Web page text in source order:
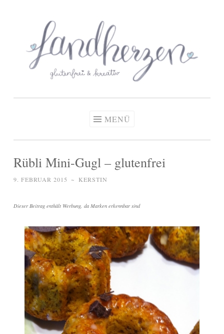
springen
Zöliakie, glutenfreie Ernährung
MENÜ
Rübli Mini-Gugl – glutenfrei
9. FEBRUAR 2015 ~ KERSTIN
Dieser Beitrag enthält Werbung, da Marken erkennbar sind